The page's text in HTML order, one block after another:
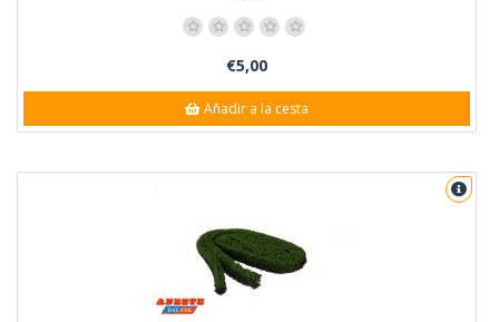
€5,00
Añadir a la cesta